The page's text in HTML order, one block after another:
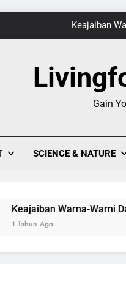
Keajaiban
Gain
SCIENCE & NATURE
Warna-Warni Danau
Ago